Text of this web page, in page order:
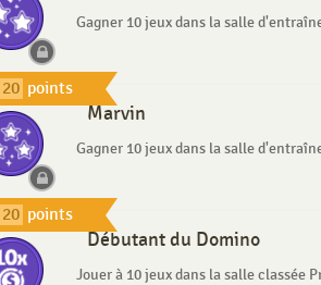
20 points
Gagner 10 jeux dans la salle
20 points
Marvin
Gagner 10 jeux dans la salle
Débutant du Domino
Jouer à 10 jeux dans la salle classée